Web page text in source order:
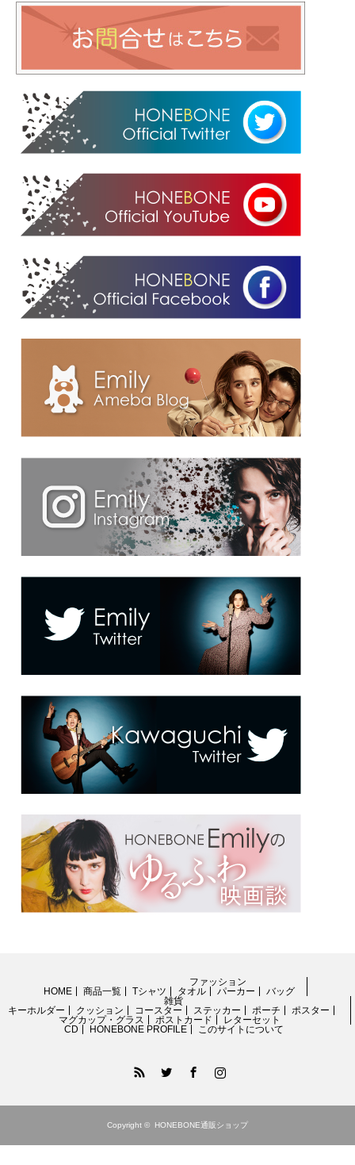
HOME 商品一覧
ファッション
Tシャツ
タオル パーカー
バッグ
雑貨
キーホルダー
クッション コースター ステッカー ポーチ
ポスター
マグカップ・グラス
ポストカード
レターセット
CD
HONEBONE PROFILE このサイトについて
FacebookInstagram
Copyright © HONEBONE通販ショップ